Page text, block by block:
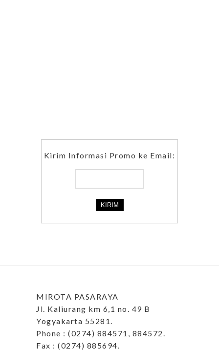
Kirim Informasi Promo ke Email:
MIROTA PASARAYA
Jl. Kaliurang km 6,1 no. 49 B
Yogyakarta 55281.
Phone : (0274) 884571, 884572.
Fax : (0274) 885694.